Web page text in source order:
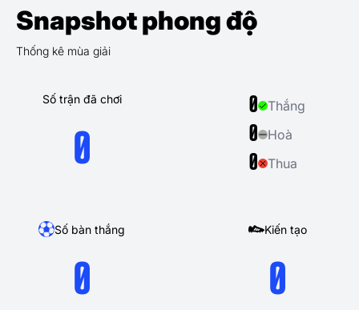
Snapshot phong độ
Thống kê mùa giải
Số trận đã chơi
0
Số bàn thắng
0
Kiến tạo
0
0 Thắng
0 Hoà
0 Thua